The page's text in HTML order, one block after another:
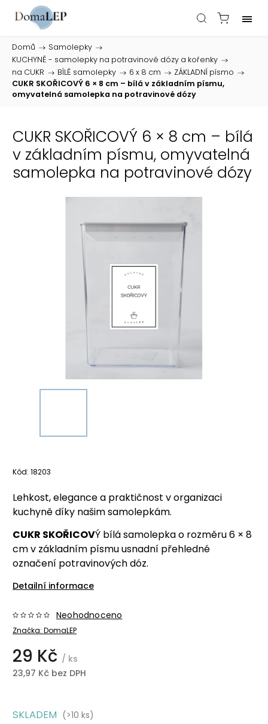
Domů / Samolepky /
KUCHYNĚ - samolepky na potravinové dózy a kořenky /
na CUKR / BÍLÉ samolepky / 6 x 8 cm / ZÁKLADNÍ písmo /
CUKR SKOŘICOVÝ 6 × 8 cm – bílá v základním písmu,
omyvatelná samolepka na potravinové dózy
CUKR SKOŘICOVÝ 6 × 8 cm – bílá
v základním písmu, omyvatelná
samolepka na potravinové dózy
Kód: 18203
Lehkost, elegance a praktičnost v organizaci
kuchyně díky našim samolepkám.
CUKR SKOŘICOVÝ bílá samolepka o rozměru 6 × 8
cm v základním písmu usnadní přehledné
označení potravinových dóz.
Detailní informace
Značka: DomaLEP
Neohodnoceno
29 Kč / ks
23,97 Kč bez DPH
SKLADEM (>10 ks)